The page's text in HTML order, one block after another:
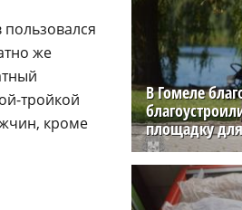
же
тройкой
кроме
В Гомеле
площадку